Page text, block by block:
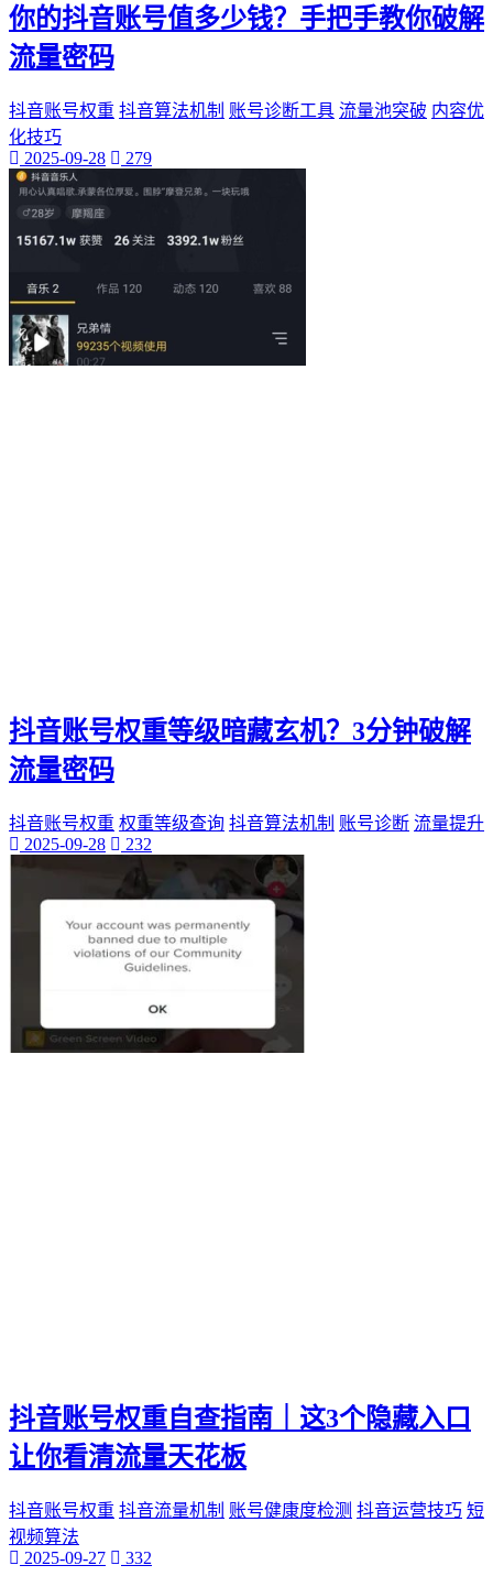
你的抖音账号值多少钱？手把手教你破解
流量密码
抖音账号权重 抖音算法机制 账号诊断工具 流量池突破 内容优
化技巧
2025-09-28
279
抖音账号权重等级暗藏玄机？3分钟破解
流量密码
抖音账号权重 权重等级查询 抖音算法机制 账号诊断 流量提升
2025-09-28
232
抖音账号权重自查指南｜这3个隐藏入口
让你看清流量天花板
抖音账号权重 抖音流量机制 账号健康度检测 抖音运营技巧 短
视频算法
2025-09-27
332